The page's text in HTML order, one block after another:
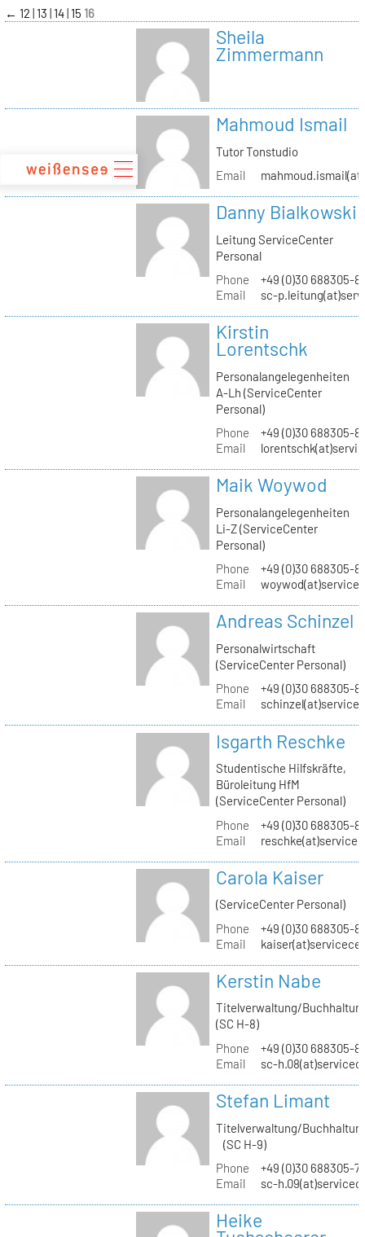
zum
Inhalt
← 12 13 14 15 16
Sheila
Zimmermann
Mahmoud Ismail
Tutor Tonstudio
Email
Danny Bialkowski
Leitung ServiceCenter
Personal
Phone
+49 (0)30 688305-
Email
sc-
Kirstin
Lorentschk
Personalangelegenheiten
A-Lh (ServiceCenter
Personal)
Phone
+49 (0)30 688305-
Email
Maik Woywod
Personalangelegenheiten
Li-Z (ServiceCenter
Personal)
Phone
+49 (0)30 688305-
Email
Andreas Schinzel
Personalwirtschaft
(ServiceCenter Personal)
Phone
+49 (0)30 688305-
Email
Isgarth Reschke
Studentische Hilfskräfte,
Büroleitung HfM
(ServiceCenter Personal)
Phone
+49 (0)30 688305-
Email
Carola Kaiser
(ServiceCenter Personal)
Phone
+49 (0)30 688305-
Email
Kerstin Nabe
Titelverwaltung/
(SC H-8)
Phone
+49 (0)30 688305-
Email
sc-
Stefan Limant
Titelverwaltung/
(SC H-9)
Phone
+49 (0)30 688305-
Email
sc-
Heike